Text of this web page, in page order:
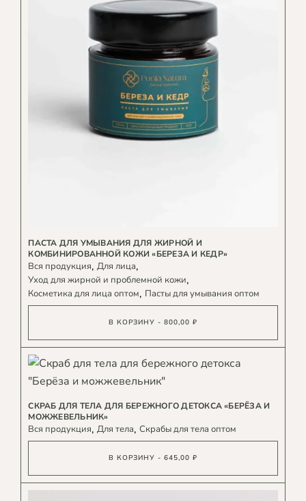
ПАСТА ДЛЯ УМЫВАНИЯ ДЛЯ ЖИРНОЙ И
КОМБИНИРОВАННОЙ КОЖИ «БЕРЕЗА И КЕДР»
Вся продукция Для лица
Уход для жирной и проблемной кожи
Косметика для лица оптом Пасты для умывания оптом
В КОРЗИНУ - 800,00 ₽
СКРАБ ДЛЯ ТЕЛА ДЛЯ БЕРЕЖНОГО ДЕТОКСА «БЕРЁЗА И
МОЖЖЕВЕЛЬНИК»
Вся продукция Для тела Скрабы для тела оптом
В КОРЗИНУ - 645,00 ₽